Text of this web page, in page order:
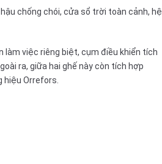
chống chói, cửa sổ trời toàn cảnh, hệ
làm việc riêng biệt, cụm điều khiển tích
ra, giữa hai ghế này còn tích hợp
Orrefors.